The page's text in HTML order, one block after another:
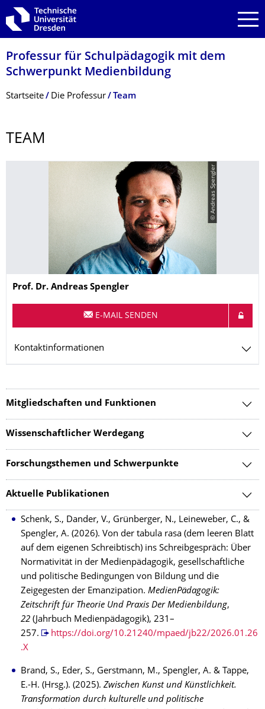
Zur Hauptnavigation springen
Zur Suche springen
Zum Inhalt springen
Professur für Schulpädagogik mit dem
Schwerpunkt Medienbildung
Breadcrumb-Menü
Startseite Die Professur Team
TEAM
© Andreas Spengler
Name
Prof. Dr. Andreas Spengler
E-MAIL SENDEN
Kontaktinformationen
Mitgliedschaften und Funktionen
Wissenschaftlicher Werdegang
Forschungsthemen und Schwerpunkte
Aktuelle Publikationen
Schenk, S., Dander, V., Grünberger, N., Leineweber, C., &
Spengler, A. (2026). Von der tabula rasa (dem leeren Blatt
auf dem eigenen Schreibtisch) ins Schreibgespräch: Über
Normativität in der Medienpädagogik, gesellschaftliche
und politische Bedingungen von Bildung und die
Zeigegesten der Emanzipation. MedienPädagogik:
Zeitschrift für Theorie Und Praxis Der Medienbildung,
22 (Jahrbuch Medienpädagogik), 231–
257.
https://doi.org/10.21240/mpaed/jb22/2026.01.26
.X
Brand, S., Eder, S., Gerstmann, M., Spengler, A. & Tappe,
E.-H. (Hrsg.). (2025). Zwischen Kunst und Künstlichkeit.
Transformation durch kulturelle und politische